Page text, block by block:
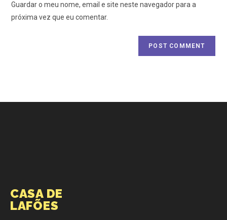
Guardar o meu nome, email e site neste navegador para a
próxima vez que eu comentar.
CASA DE
LAFÕES